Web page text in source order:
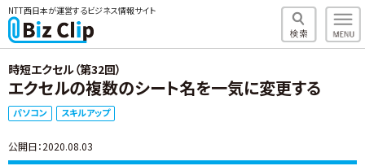
NTT西日本が運営するビジネス情報サイト
時短エクセル（第32回）
エクセルの複数のシート名を一気に変更する
パソコン スキルアップ
公開日：2020.08.03